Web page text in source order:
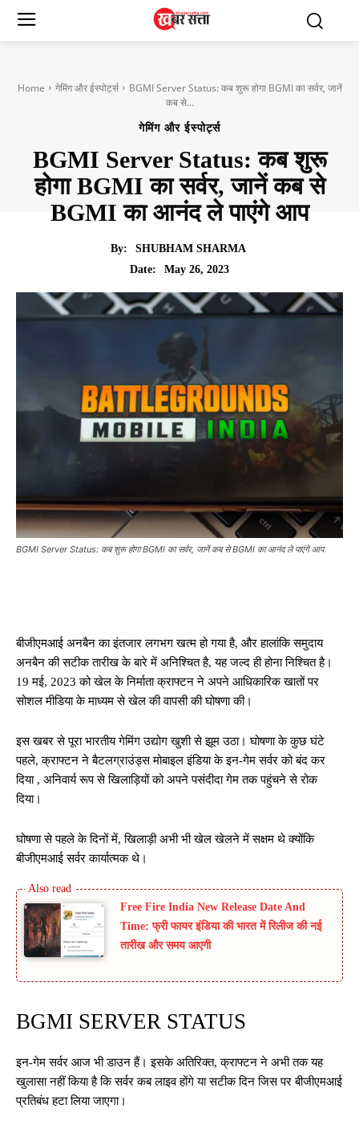
Home गेमिंग और ईस्पोर्ट्स
BGMI Server Status: कब शुरू होगा BGMI का सर्वर, जानें
कब से...
गेमिंग और ईस्पोर्ट्स
BGMI Server Status: कब शुरू
होगा BGMI का सर्वर, जानें कब से
BGMI का आनंद ले पाएंगे आप
By:
SHUBHAM SHARMA
Date:
May 26, 2023
BGMI Server Status: कब शुरू होगा BGMI का सर्वर, जानें कब से BGMI का आनंद ले पाएंगे आप
बीजीएमआई अनबैन का इंतजार लगभग खत्म हो गया है, और हालांकि समुदाय
अनबैन की सटीक तारीख के बारे में अनिश्चित है, यह जल्द ही होना निश्चित है।
19 मई, 2023 को खेल के निर्माता क्राफ्टन ने अपने आधिकारिक खातों पर
सोशल मीडिया के माध्यम से खेल की वापसी की घोषणा की।
इस खबर से पूरा भारतीय गेमिंग उद्योग खुशी से झूम उठा। घोषणा के कुछ घंटे
पहले, क्राफ्टन ने बैटलग्राउंड्स मोबाइल इंडिया के इन-गेम सर्वर को बंद कर
दिया , अनिवार्य रूप से खिलाड़ियों को अपने पसंदीदा गेम तक पहुंचने से रोक
दिया।
घोषणा से पहले के दिनों में, खिलाड़ी अभी भी खेल खेलने में सक्षम थे क्योंकि
बीजीएमआई सर्वर कार्यात्मक थे।
Free Fire India New Release Date And
Time: फ्री फायर इंडिया की भारत में रिलीज की नई
तारीख और समय आएगी
BGMI SERVER STATUS
इन-गेम सर्वर आज भी डाउन हैं। इसके अतिरिक्त, क्राफ्टन ने अभी तक यह
खुलासा नहीं किया है कि सर्वर कब लाइव होंगे या सटीक दिन जिस पर बीजीएमआई
प्रतिबंध हटा लिया जाएगा।